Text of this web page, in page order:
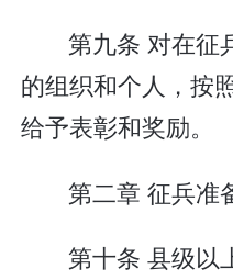
第九条 对在征
的组织和个人，按
给予表彰和奖励。
第二章 征兵准
第十条 县级以